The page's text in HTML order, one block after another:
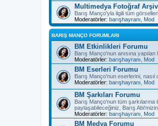
Multimedya Fotoğraf
Barış Manço'yla ilgili tüm
Moderatörler: barışhayranı Mod
BARIŞ MANÇO FORUMLARI
BM Etkinlikleri Forumu
Barış Manço'nun anısına
Moderatörler: barışhayranı Mod
BM Eserleri Forumu
Barış Manço'nun eserlerini, nasıl
Moderatörler: barışhayranı Mod
BM Şarkıları Forumu
Barış Manço'nun tüm
paylaşabileceğiniz, Barış
Moderatörler: barışhayranı Mod
BM Medya Forumu